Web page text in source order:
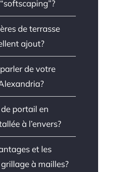
de terrasse
ajout?
de votre
portail en
à l’envers?
et les
à mailles?